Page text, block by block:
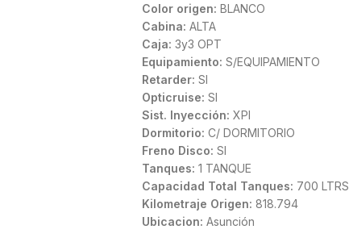
Color origen: BLANCO
Cabina: ALTA
Caja: 3y3 OPT
Equipamiento: S/EQUIPAMIENTO
Retarder: SI
Opticruise: SI
Sist. Inyección: XPI
Dormitorio: C/ DORMITORIO
Freno Disco: SI
Tanques: 1 TANQUE
Capacidad Total Tanques: 700 LTRS
Kilometraje Origen: 818.794
Ubicacion: Asunción